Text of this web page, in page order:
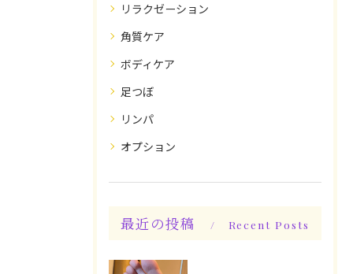
リラクゼーション
角質ケア
ボディケア
足つぼ
リンパ
オプション
最近の投稿 Recent Posts